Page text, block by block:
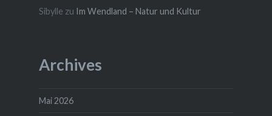
Sibylle zu Im Wendland – Natur und Kultur
Archives
Mai 2026